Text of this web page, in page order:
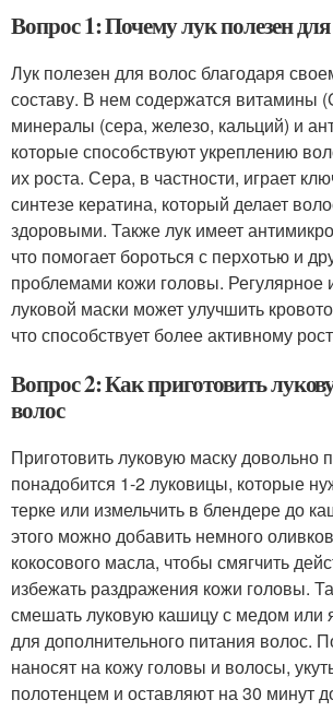
Вопрос 1: Почему лук полезен
Лук полезен для волос благодаря
составу. В нем содержатся витамины
минералы (сера, железо, кальций) и
которые способствуют укреплению
их роста. Сера, в частности, играет
синтезе кератина, который делает
здоровыми. Также лук имеет
что помогает бороться с перхотью и
проблемами кожи головы. Регулярное
луковой маски может улучшить
что способствует более активному
Вопрос 2: Как приготовить
волос
Приготовить луковую маску довольно
понадобится 1-2 луковицы, которые
терке или измельчить в блендере до
этого можно добавить немного
кокосового масла, чтобы смягчить
избежать раздражения кожи головы.
смешать луковую кашицу с медом или
для дополнительного питания волос.
наносят на кожу головы и волосы,
полотенцем и оставляют на 30 минут